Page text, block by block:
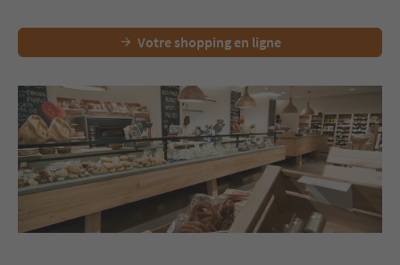
Votre shopping en ligne